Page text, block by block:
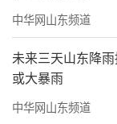
中华网山东频道
未来三天山东降
或大暴雨
中华网山东频道